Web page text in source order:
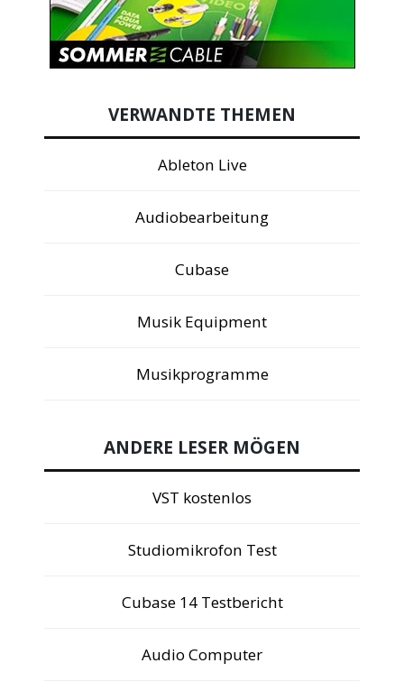
VERWANDTE THEMEN
Ableton Live
Audiobearbeitung
Cubase
Musik Equipment
Musikprogramme
ANDERE LESER MÖGEN
VST kostenlos
Studiomikrofon Test
Cubase 14 Testbericht
Audio Computer